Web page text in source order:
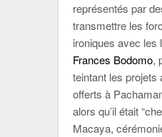
représentés par
transmettre les
ironiques avec
Frances Bodomo,
teintant les projets
offerts à
alors qu’il était
Macaya,